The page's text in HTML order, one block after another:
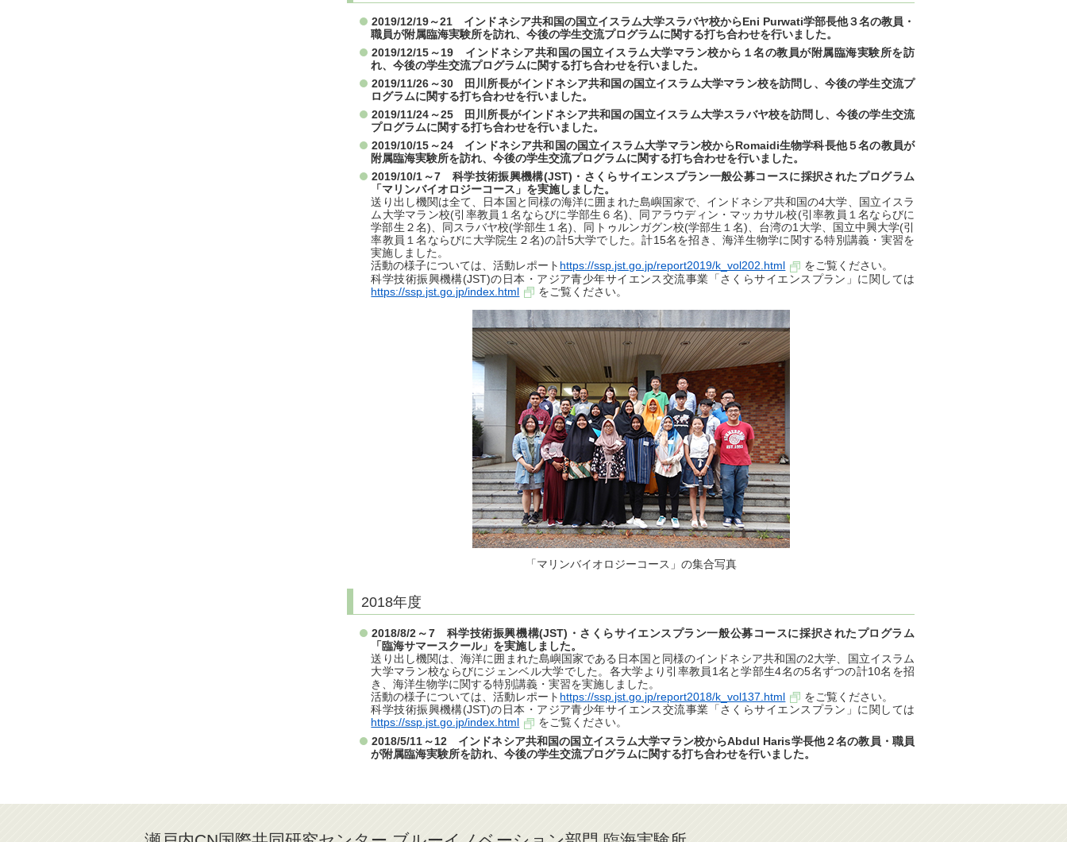
2019/12/19～21 インドネシア共和国の国立イスラム大学スラバヤ校からEni Purwati学部長他３名の教員・
職員が附属臨海実験所を訪れ、今後の学生交流プログラムに関する打ち合わせを行いました。
2019/12/15～19 インドネシア共和国の国立イスラム大学マラン校から１名の教員が附属臨海実験所を訪
れ、今後の学生交流プログラムに関する打ち合わせを行いました。
2019/11/26～30 田川所長がインドネシア共和国の国立イスラム大学マラン校を訪問し、今後の学生交流プ
ログラムに関する打ち合わせを行いました。
2019/11/24～25 田川所長がインドネシア共和国の国立イスラム大学スラバヤ校を訪問し、今後の学生交流
プログラムに関する打ち合わせを行いました。
2019/10/15～24 インドネシア共和国の国立イスラム大学マラン校からRomaidi生物学科長他５名の教員が
附属臨海実験所を訪れ、今後の学生交流プログラムに関する打ち合わせを行いました。
2019/10/1～7 科学技術振興機構(JST)・さくらサイエンスプラン一般公募コースに採択されたプログラム
「マリンバイオロジーコース」を実施しました。
送り出し機関は全て、日本国と同様の海洋に囲まれた島嶼国家で、インドネシア共和国の4大学、国立イスラ
ム大学マラン校(引率教員１名ならびに学部生６名)、同アラウディン・マッカサル校(引率教員１名ならびに
学部生２名)、同スラバヤ校(学部生１名)、同トゥルンガグン校(学部生１名)、台湾の1大学、国立中興大学(引
率教員１名ならびに大学院生２名)の計5大学でした。計15名を招き、海洋生物学に関する特別講義・実習を
実施しました。
活動の様子については、活動レポート https://ssp.jst.go.jp/report2019/k_vol202.html
をご覧ください。
科学技術振興機構(JST)の日本・アジア青少年サイエンス交流事業「さくらサイエンスプラン」に関しては
https://ssp.jst.go.jp/index.html
をご覧ください。
「マリンバイオロジーコース」の集合写真
2018年度
2018/8/2～7 科学技術振興機構(JST)・さくらサイエンスプラン一般公募コースに採択されたプログラム
「臨海サマースクール」を実施しました。
送り出し機関は、海洋に囲まれた島嶼国家である日本国と同様のインドネシア共和国の2大学、国立イスラム
大学マラン校ならびにジェンベル大学でした。各大学より引率教員1名と学部生4名の5名ずつの計10名を招
き、海洋生物学に関する特別講義・実習を実施しました。
活動の様子については、活動レポート https://ssp.jst.go.jp/report2018/k_vol137.html
をご覧ください。
科学技術振興機構(JST)の日本・アジア青少年サイエンス交流事業「さくらサイエンスプラン」に関しては
https://ssp.jst.go.jp/index.html
をご覧ください。
2018/5/11～12 インドネシア共和国の国立イスラム大学マラン校からAbdul Haris学長他２名の教員・職員
が附属臨海実験所を訪れ、今後の学生交流プログラムに関する打ち合わせを行いました。